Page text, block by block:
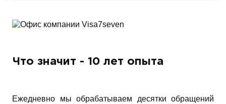
Что значит - 10 лет опыта
Ежедневно мы обрабатываем десятки обращений